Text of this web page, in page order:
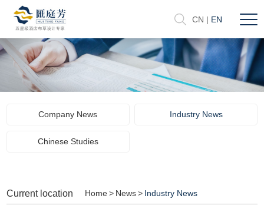
CN | EN
Company News Industry News
Chinese Studies
Current location Home > News > Industry News